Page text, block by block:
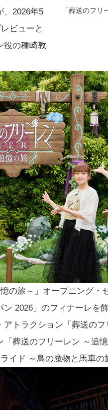
、2026年5
ビューと
役の種崎敦
の旅～」オープニング・
2026」のフィナーレを
トラクション「葬送の
葬送のフリーレン ～追
イド ～鳥の魔物と馬車の